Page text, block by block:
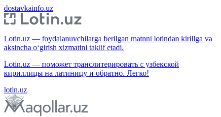
dostavkainfo.uz
Lotin.uz — foydalanuvchilarga berilgan matnni lotindan kirillga va
aksincha o‘girish xizmatini taklif etadi.
Lotin.uz — поможет транслитерировать с узбекской
кириллицы на латиницу и обратно. Легко!
lotin.uz